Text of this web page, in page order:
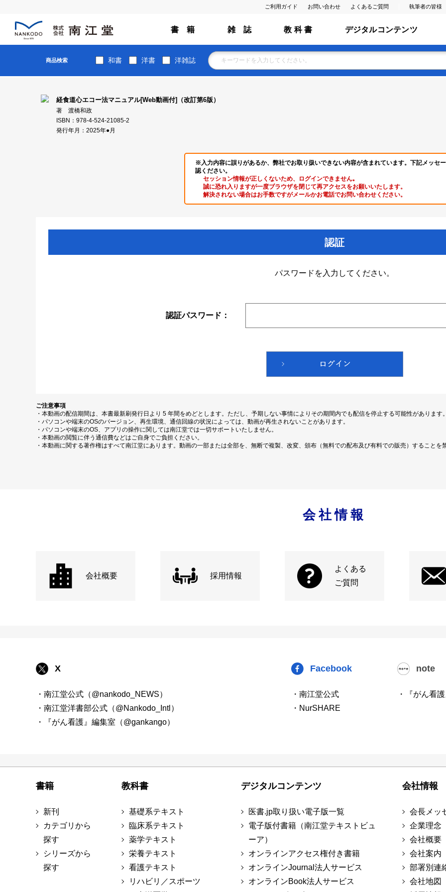
ご利用ガイド お問い合わせ よくあるご質問 執筆者の皆様
書 籍 雑 誌 教 科 書 デジタルコンテンツ
商品検索 和書 洋書 洋雑誌
経食道心エコー法マニュアル[Web動画付]（改訂第6版）
著 渡橋和政
ISBN：978-4-524-21085-2
発行年月：2025年●月
※入力内容に誤りがあるか、弊社でお取り扱いできない内容が含まれています。下記メッセ
認ください。
セッション情報が正しくないため、ログインできません｡
誠に恐れ入りますが一度ブラウザを閉じて再アクセスをお願いいたします。
解決されない場合はお手数ですがメールかお電話でお問い合わせください。
認証
パスワードを入力してください。
認証パスワード：
ご注意事項
・本動画の配信期間は、本書最新刷発行日より 5 年間をめどとします。ただし、予期しない事情によりその期間内でも配信を停止する可能性があります。
・パソコンや端末のOSのバージョン、再生環境、通信回線の状況によっては、動画が再生されないことがあります。
・パソコンや端末のOS、アプリの操作に関しては南江堂では一切サポートいたしません。
・本動画の閲覧に伴う通信費などはご自身でご負担ください。
・本動画に関する著作権はすべて南江堂にあります。動画の一部または全部を、無断で複製、改変、頒布（無料での配布及び有料での販売）することを
会社情報
会社概要 採用情報
よくある
ご質問
X
・南江堂公式（@nankodo_NEWS）
・南江堂洋書部公式（@Nankodo_Intl）
・『がん看護』編集室（@gankango）
Facebook
・南江堂公式
・NurSHARE
note
・『がん看
書籍
新刊
カテゴリから
探す
シリーズから
探す
教科書
基礎系テキスト
臨床系テキスト
薬学テキスト
栄養テキスト
看護テキスト
リハビリ／スポーツ
デジタルコンテンツ
医書.jp取り扱い電子版一覧
電子版付書籍（南江堂テキストビュ
ーア）
オンラインアクセス権付き書籍
オンラインJournal法人サービス
オンラインBook法人サービス
会社情報
会長メッ
企業理念
会社概要
会社案内
部署別連
会社地図